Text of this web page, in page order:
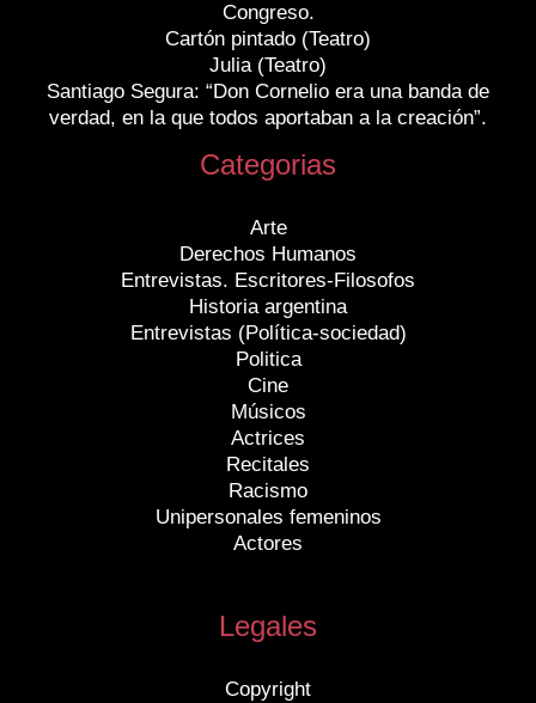
Congreso.
Cartón pintado (Teatro)
Julia (Teatro)
Santiago Segura: “Don Cornelio era una banda de
verdad, en la que todos aportaban a la creación”.
Categorias
Arte
Derechos Humanos
Entrevistas. Escritores-Filosofos
Historia argentina
Entrevistas (Política-sociedad)
Politica
Cine
Músicos
Actrices
Recitales
Racismo
Unipersonales femeninos
Actores
Legales
Copyright